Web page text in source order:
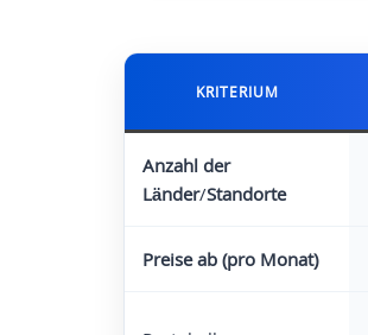
KRITERIUM
Anzahl der
Länder/Standorte
Preise ab (pro Monat)